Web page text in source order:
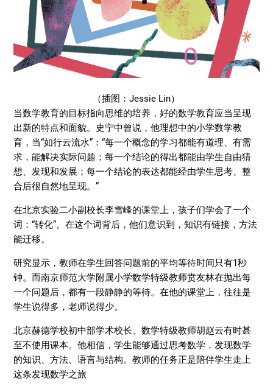
（插图：Jessie Lin）
当数学教育的目标指向思维的培养，好的数学教育应当呈现
出新的特点和面貌。史宁中曾说，他理想中的小学数学教
育，当“如行云流水”：“每一个概念的学习都能有道理、有需
求，能解决实际问题；每一个结论的得出都能由学生自由猜
想、发现和发展；每一个结论的表达都能经由学生思考、整
合后很自然地呈现。”
在北京实验二小副校长李雪峰的课堂上，孩子们学会了一个
词：“转化”。在这个词背后，他们意识到，知识有链接，方法
能迁移。
研究显示，教师在学生回答问题前的平均等待时间只有1秒
钟。而南京师范大学附属小学数学特级教师贲友林在抛出每
一个问题后，都有一段静静的等待。在他的课堂上，往往是
学生说得多，老师说得少。
北京赫德学校初中部学术校长、数学特级教师胡赵云有时甚
至不使用课本。他相信，学生能够通过思考数学，发现数学
的知识、方法、语言与结构。教师的任务正是陪伴学生走上
这条发现数学之旅